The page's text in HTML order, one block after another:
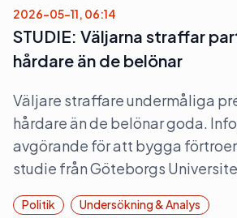
2026-05-11, 06:14
STUDIE: Väljarna straffar
hårdare än de belönar
Väljare straffare undermåliga
hårdare än de belönar goda.
avgörande för att bygga
studie från Göteborgs
Politik Undersökning & Analys